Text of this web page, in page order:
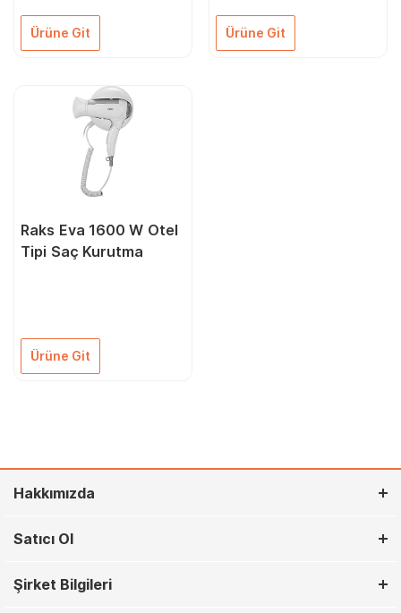
Ürüne Git Ürüne Git
Raks Eva 1600 W Otel
Tipi Saç Kurutma
Ürüne Git
Hakkımızda
Satıcı Ol
Şirket Bilgileri